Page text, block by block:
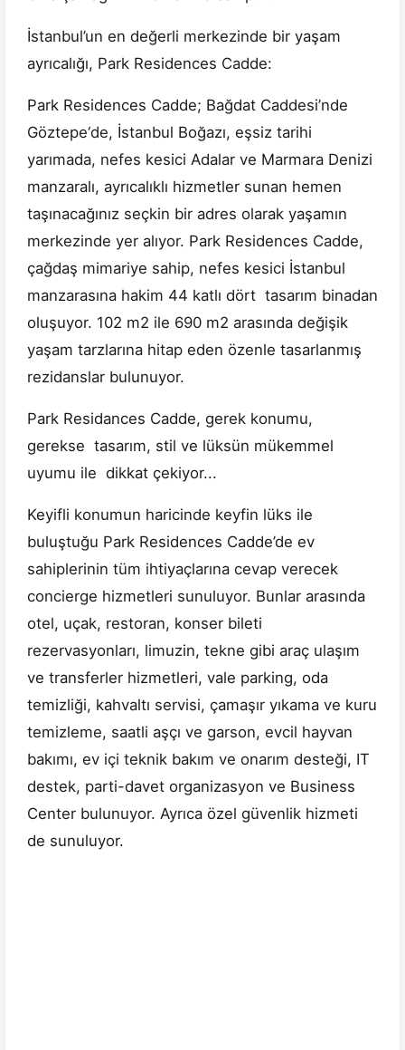
İstanbul’un en değerli merkezinde bir yaşam
ayrıcalığı, Park Residences Cadde:
Park Residences Cadde; Bağdat Caddesi’nde
Göztepe‘de, İstanbul Boğazı, eşsiz tarihi
yarımada, nefes kesici Adalar ve Marmara Denizi
manzaralı, ayrıcalıklı hizmetler sunan hemen
taşınacağınız seçkin bir adres olarak yaşamın
merkezinde yer alıyor. Park Residences Cadde,
çağdaş mimariye sahip, nefes kesici İstanbul
manzarasına hakim 44 katlı dört tasarım binadan
oluşuyor. 102 m2 ile 690 m2 arasında değişik
yaşam tarzlarına hitap eden özenle tasarlanmış
rezidanslar bulunuyor.
Park Residances Cadde, gerek konumu,
gerekse tasarım, stil ve lüksün mükemmel
uyumu ile dikkat çekiyor...
Keyifli konumun haricinde keyfin lüks ile
buluştuğu Park Residences Cadde’de ev
sahiplerinin tüm ihtiyaçlarına cevap verecek
concierge hizmetleri sunuluyor. Bunlar arasında
otel, uçak, restoran, konser bileti
rezervasyonları, limuzin, tekne gibi araç ulaşım
ve transferler hizmetleri, vale parking, oda
temizliği, kahvaltı servisi, çamaşır yıkama ve kuru
temizleme, saatli aşçı ve garson, evcil hayvan
bakımı, ev içi teknik bakım ve onarım desteği, IT
destek, parti-davet organizasyon ve Business
Center bulunuyor. Ayrıca özel güvenlik hizmeti
de sunuluyor.